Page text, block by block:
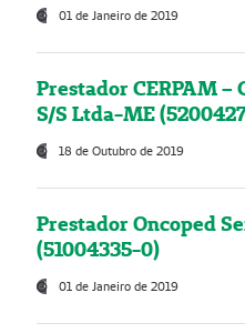
01 de Janeiro de 2019
Prestador CERPAM –
S/S Ltda-ME
18 de Outubro de 2019
Prestador Oncoped
(51004335-0)
01 de Janeiro de 2019